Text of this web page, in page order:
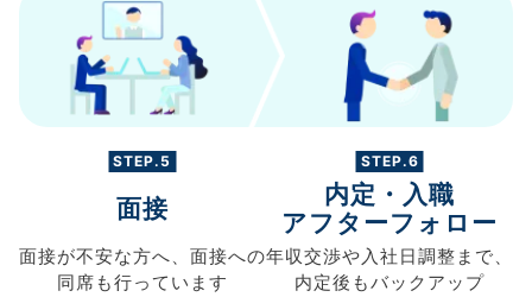
STEP.5
面接
面接が不安な方へ、 面接への
同席も行っています
STEP.6
内定・入職
アフターフォロー
年収交渉や入社日調整まで、
内定後もバックアップ